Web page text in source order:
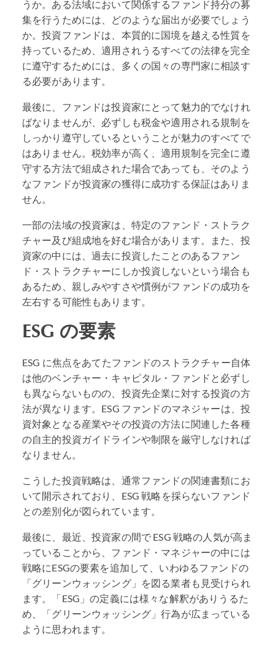
うか。ある法域において関係するファンド持分の募
集を行うためには、どのような届出が必要でしょう
か。投資ファンドは、本質的に国境を越える性質を
持っているため、適用されうるすべての法律を完全
に遵守するためには、多くの国々の専門家に相談す
る必要があります。
最後に、ファンドは投資家にとって魅力的でなけれ
ばなりませんが、必ずしも税金や適用される規制を
しっかり遵守しているということが魅力のすべてで
はありません。税効率が高く、適用規制を完全に遵
守する方法で組成された場合であっても、そのよう
なファンドが投資家の獲得に成功する保証はありま
せん。
一部の法域の投資家は、特定のファンド・ストラク
チャー及び組成地を好む場合があります。また、投
資家の中には、過去に投資したことのあるファン
ド・ストラクチャーにしか投資しないという場合も
あるため、親しみやすさや慣例がファンドの成功を
左右する可能性もあります。
ESG の要素
ESG に焦点をあてたファンドのストラクチャー自体
は他のベンチャー・キャピタル・ファンドと必ずし
も異ならないものの、投資先企業に対する投資の方
法が異なります。ESG ファンドのマネジャーは、投
資対象となる産業やその投資の方法に関連した各種
の自主的投資ガイドラインや制限を厳守しなければ
なりません。
こうした投資戦略は、通常ファンドの関連書類にお
いて開示されており、ESG 戦略を採らないファンド
との差別化が図られています。
最後に、最近、投資家の間で ESG 戦略の人気が高ま
っていることから、ファンド・マネジャーの中には
戦略にESGの要素を追加して、いわゆるファンドの
「グリーンウォッシング」を図る業者も見受けられ
ます。「ESG」の定義には様々な解釈がありうるた
め、「グリーンウォッシング」行為が広まっている
ように思われます。